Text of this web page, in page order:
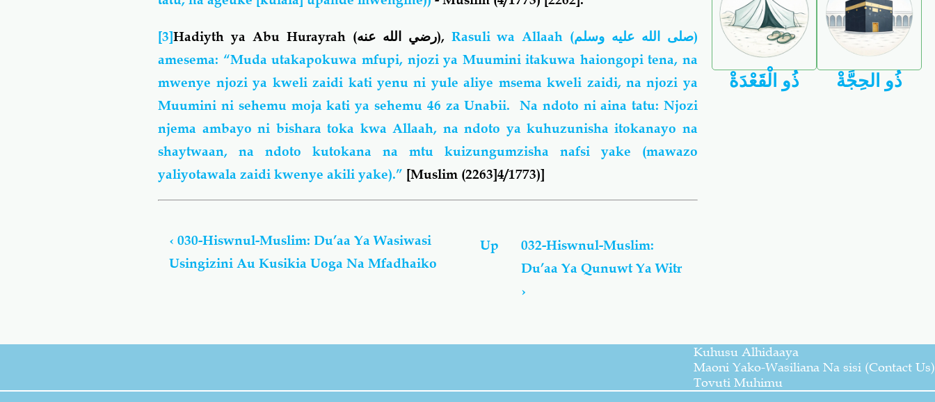
[3]Hadiyth ya Abu Hurayrah (رضي الله عنه), Rasuli wa Allaah (صلى الله عليه وسلم)
amesema: “Muda utakapokuwa mfupi, njozi ya Muumini itakuwa haiongopi tena, na
mwenye njozi ya kweli zaidi kati yenu ni yule aliye msema kweli zaidi, na njozi ya
Muumini ni sehemu moja kati ya sehemu 46 za Unabii. Na ndoto ni aina tatu: Njozi
njema ambayo ni bishara toka kwa Allaah, na ndoto ya kuhuzunisha itokanayo na
shaytwaan, na ndoto kutokana na mtu kuizungumzisha nafsi yake (mawazo
yaliyotawala zaidi kwenye akili yake).” [Muslim (2263]4/1773)]
links
for
Na
‹ 030-Hiswnul-Muslim: Du’aa Ya Wasiwasi
Usingizini Au Kusikia Uoga Na Mfadhaiko
Up
032-Hiswnul-Muslim:
Du’aa Ya Qunuwt Ya Witr
›
ذُو الْقَعْدَةْ ذُو الحِجَّةْ
Kuhusu Alhidaaya
Maoni Yako-Wasiliana Na sisi (Contact Us)
Tovuti Muhimu